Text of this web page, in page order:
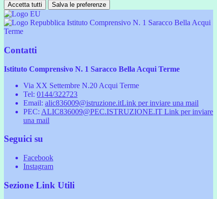
Accetta tutti Salva le preferenze
Istituto Comprensivo N. 1 Saracco Bella Acqui
Terme
Contatti
Istituto Comprensivo N. 1 Saracco Bella Acqui Terme
Via XX Settembre N.20 Acqui Terme
Tel: 0144/322723
Email: alic836009@istruzione.itLink per inviare una mail
PEC: ALIC836009@PEC.ISTRUZIONE.IT Link per inviare
una mail
Seguici su
Facebook
Instagram
Sezione Link Utili